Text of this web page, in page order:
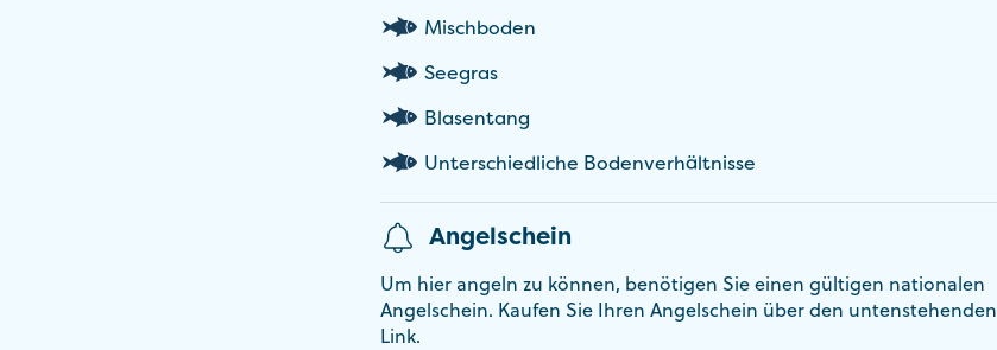
Mischboden
Seegras
Blasentang
Unterschiedliche Bodenverhältnisse
Angelschein
Um hier angeln zu können, benötigen Sie einen gültigen nationalen
Angelschein. Kaufen Sie Ihren Angelschein über den untenstehenden
Link.